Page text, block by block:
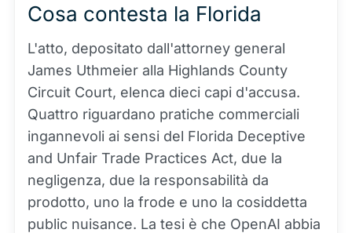
Cosa contesta la Florida
L'atto, depositato dall'attorney general
James Uthmeier alla Highlands County
Circuit Court, elenca dieci capi d'accusa.
Quattro riguardano pratiche commerciali
ingannevoli ai sensi del Florida Deceptive
and Unfair Trade Practices Act, due la
negligenza, due la responsabilità da
prodotto, uno la frode e uno la cosiddetta
public nuisance. La tesi è che OpenAI abbia